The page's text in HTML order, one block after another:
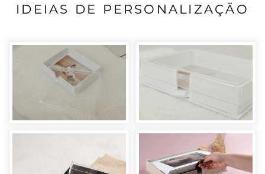
IDEIAS DE PERSONALIZAÇÃO